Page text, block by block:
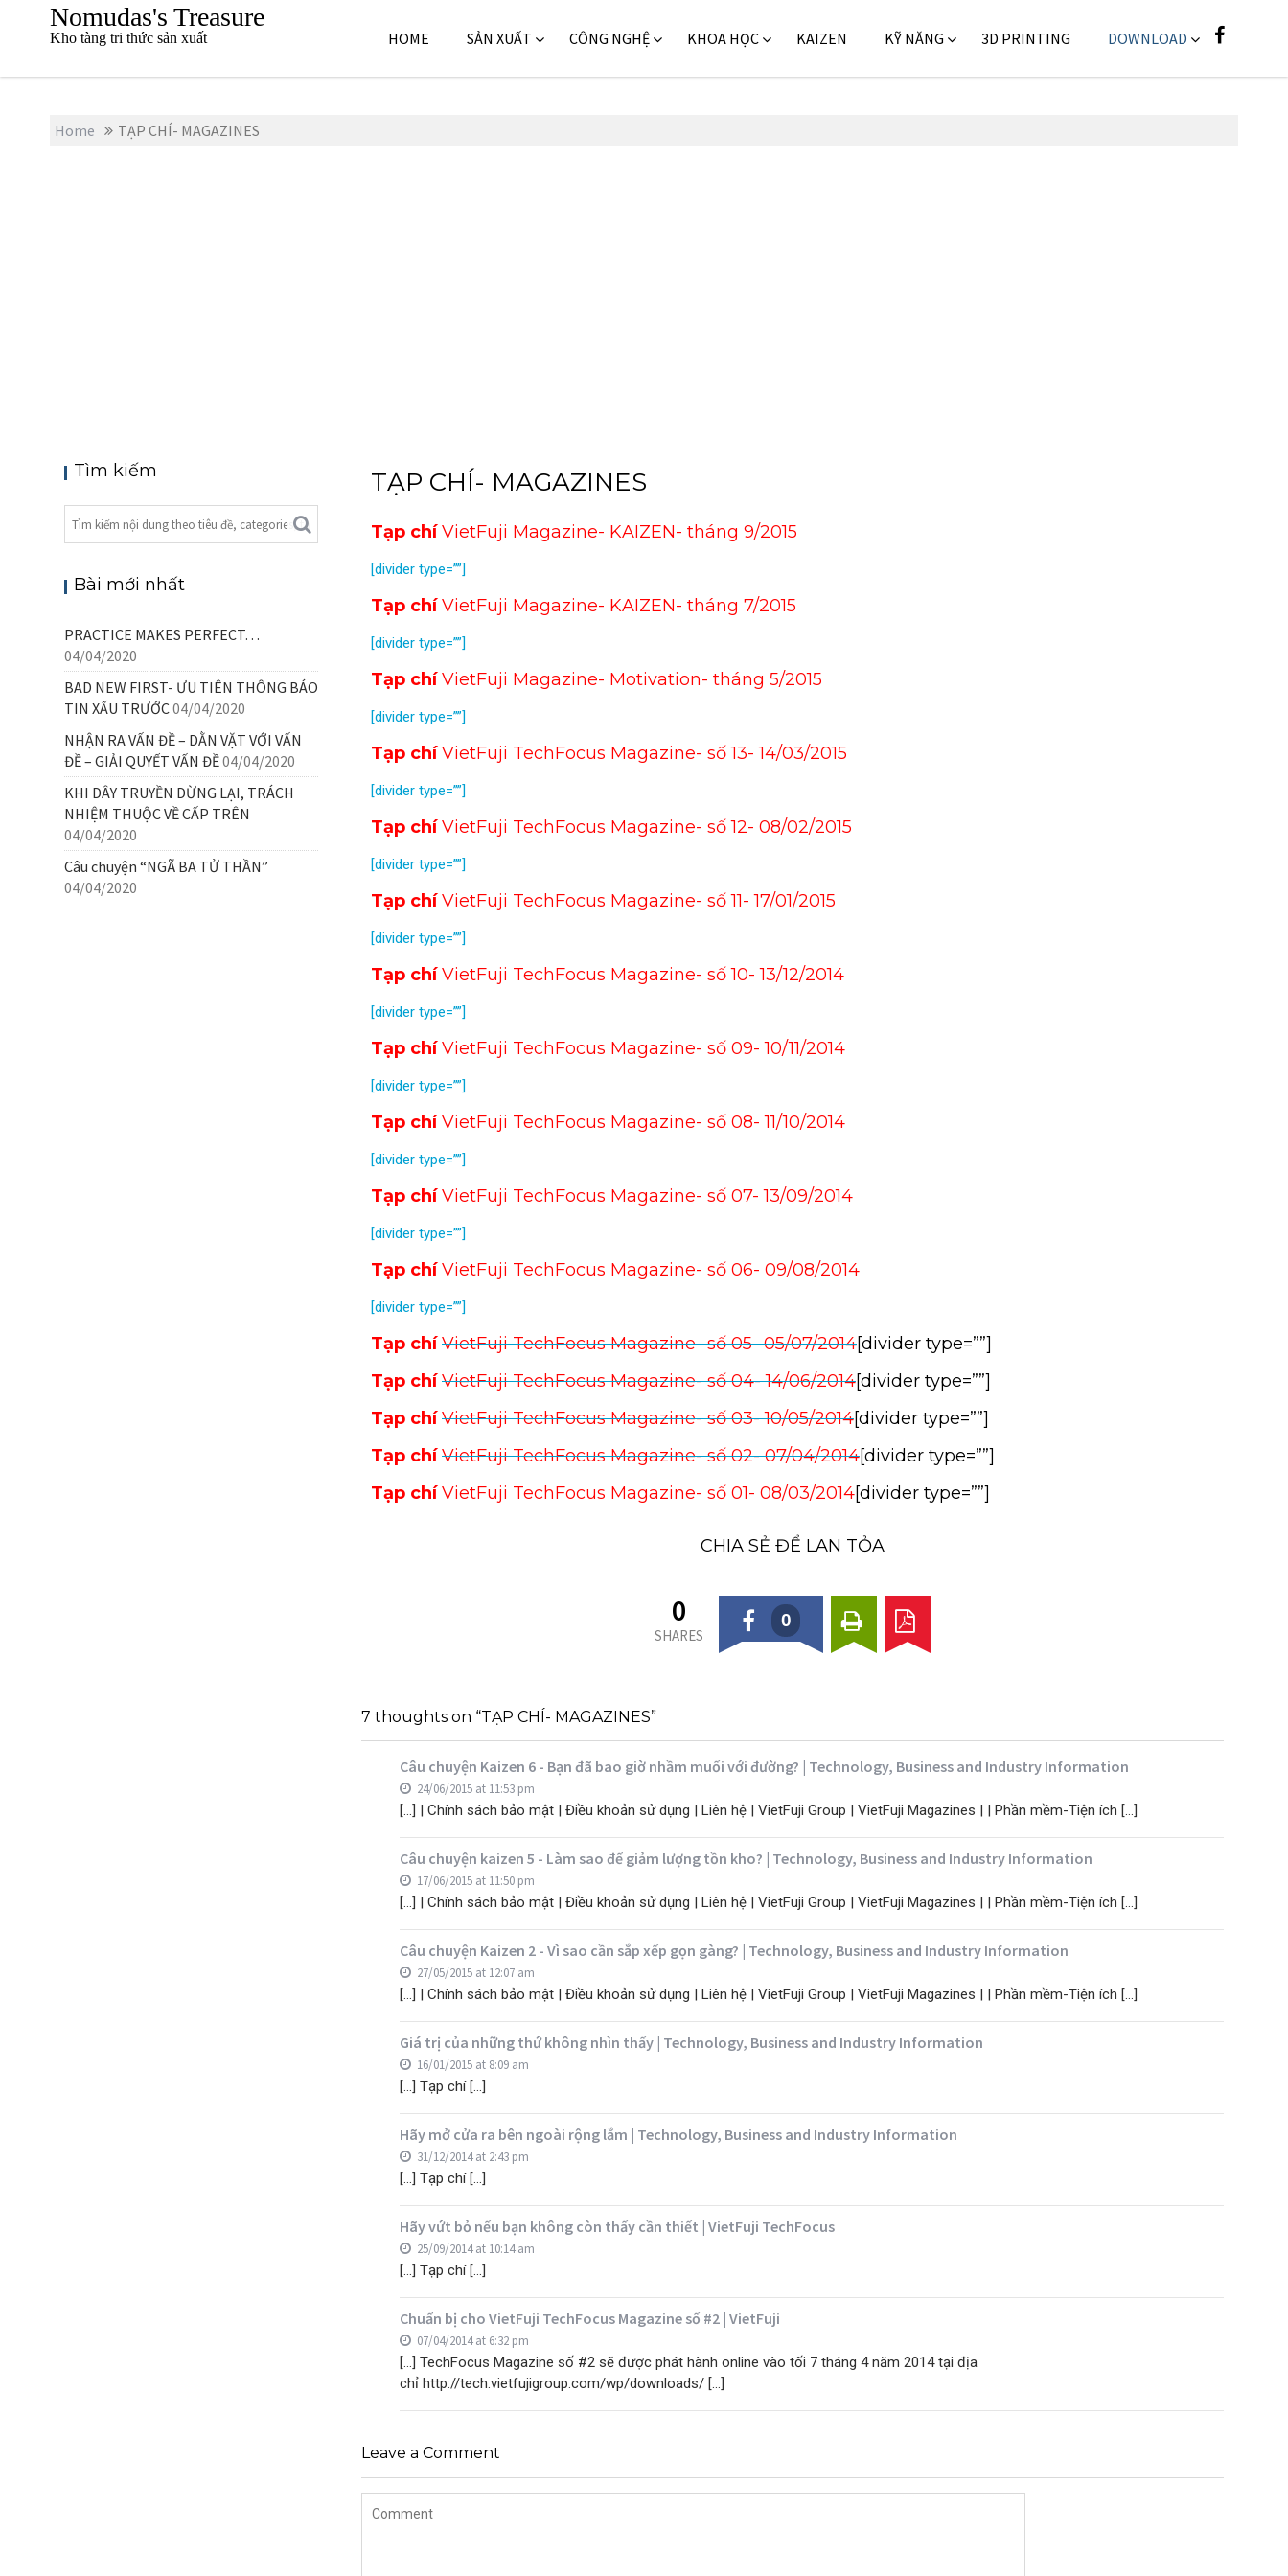
p
Nomudas's Treasure
Kho tàng tri thức sản xuất HOME SẢN XUẤT CÔNG NGHỆ KHOA HỌC KAIZEN KỸ NĂNG 3D PRINTING DOWNLOAD
Home TẠP CHÍ- MAGAZINES
TẠP CHÍ- MAGAZINES
Tạp chíVietFuji Magazine- KAIZEN- tháng 9/2015
[divider type=””]
Tạp chíVietFuji Magazine- KAIZEN- tháng 7/2015
[divider type=””]
Tạp chíVietFuji Magazine- Motivation- tháng 5/2015
[divider type=””]
Tạp chíVietFuji TechFocus Magazine- số 13- 14/03/2015
[divider type=””]
Tạp chíVietFuji TechFocus Magazine- số 12- 08/02/2015
[divider type=””]
Tạp chíVietFuji TechFocus Magazine- số 11- 17/01/2015
[divider type=””]
Tạp chíVietFuji TechFocus Magazine- số 10- 13/12/2014
[divider type=””]
Tạp chíVietFuji TechFocus Magazine- số 09- 10/11/2014
[divider type=””]
Tạp chíVietFuji TechFocus Magazine- số 08- 11/10/2014
[divider type=””]
Tạp chíVietFuji TechFocus Magazine- số 07- 13/09/2014
[divider type=””]
Tạp chíVietFuji TechFocus Magazine- số 06- 09/08/2014
[divider type=””]
Tạp chíVietFuji TechFocus Magazine- số 05- 05/07/2014[divider type=””]
Tạp chíVietFuji TechFocus Magazine- số 04- 14/06/2014[divider type=””]
Tạp chíVietFuji TechFocus Magazine- số 03- 10/05/2014[divider type=””]
Tạp chíVietFuji TechFocus Magazine- số 02- 07/04/2014[divider type=””]
Tạp chíVietFuji TechFocus Magazine- số 01- 08/03/2014[divider type=””]
CHIA SẺ ĐỂ LAN TỎA
0
SHARES
0
7 thoughts on “TẠP CHÍ- MAGAZINES”
Câu chuyện Kaizen 6 - Bạn đã bao giờ nhầm muối với đường? | Technology, Business and Industry Information
24/06/2015 at 11:53 pm
[…] | Chính sách bảo mật | Điều khoản sử dụng | Liên hệ | VietFuji Group | VietFuji Magazines | | Phần mềm-Tiện ích […]
Câu chuyện kaizen 5 - Làm sao để giảm lượng tồn kho? | Technology, Business and Industry Information
17/06/2015 at 11:50 pm
[…] | Chính sách bảo mật | Điều khoản sử dụng | Liên hệ | VietFuji Group | VietFuji Magazines | | Phần mềm-Tiện ích […]
Câu chuyện Kaizen 2 - Vì sao cần sắp xếp gọn gàng? | Technology, Business and Industry Information
27/05/2015 at 12:07 am
[…] | Chính sách bảo mật | Điều khoản sử dụng | Liên hệ | VietFuji Group | VietFuji Magazines | | Phần mềm-Tiện ích […]
Giá trị của những thứ không nhìn thấy | Technology, Business and Industry Information
16/01/2015 at 8:09 am
[…] Tạp chí […]
Hãy mở cửa ra bên ngoài rộng lắm | Technology, Business and Industry Information
31/12/2014 at 2:43 pm
[…] Tạp chí […]
Hãy vứt bỏ nếu bạn không còn thấy cần thiết | VietFuji TechFocus
25/09/2014 at 10:14 am
[…] Tạp chí […]
Chuẩn bị cho VietFuji TechFocus Magazine số #2 | VietFuji
07/04/2014 at 6:32 pm
[…] TechFocus Magazine số #2 sẽ được phát hành online vào tối 7 tháng 4 năm 2014 tại địa
chỉ http://tech.vietfujigroup.com/wp/downloads/ […]
Leave a Comment
Tìm kiếm
Bài mới nhất
PRACTICE MAKES PERFECT…
04/04/2020
BAD NEW FIRST- ƯU TIÊN THÔNG BÁO
TIN XẤU TRƯỚC04/04/2020
NHẬN RA VẤN ĐỀ – DẰN VẶT VỚI VẤN
ĐỀ – GIẢI QUYẾT VẤN ĐỀ04/04/2020
KHI DÂY TRUYỀN DỪNG LẠI, TRÁCH
NHIỆM THUỘC VỀ CẤP TRÊN
04/04/2020
Câu chuyện “NGÃ BA TỬ THẦN”
04/04/2020